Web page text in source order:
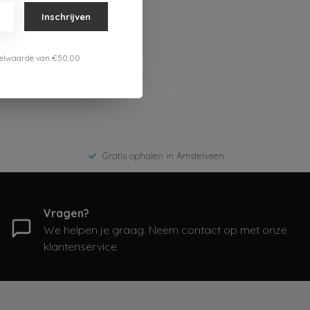
Gratis ophalen in Amstelveen
Vragen?
We helpen je graag. Neem contact op met onze
klantenservice.
Inschrijven
van €50,00